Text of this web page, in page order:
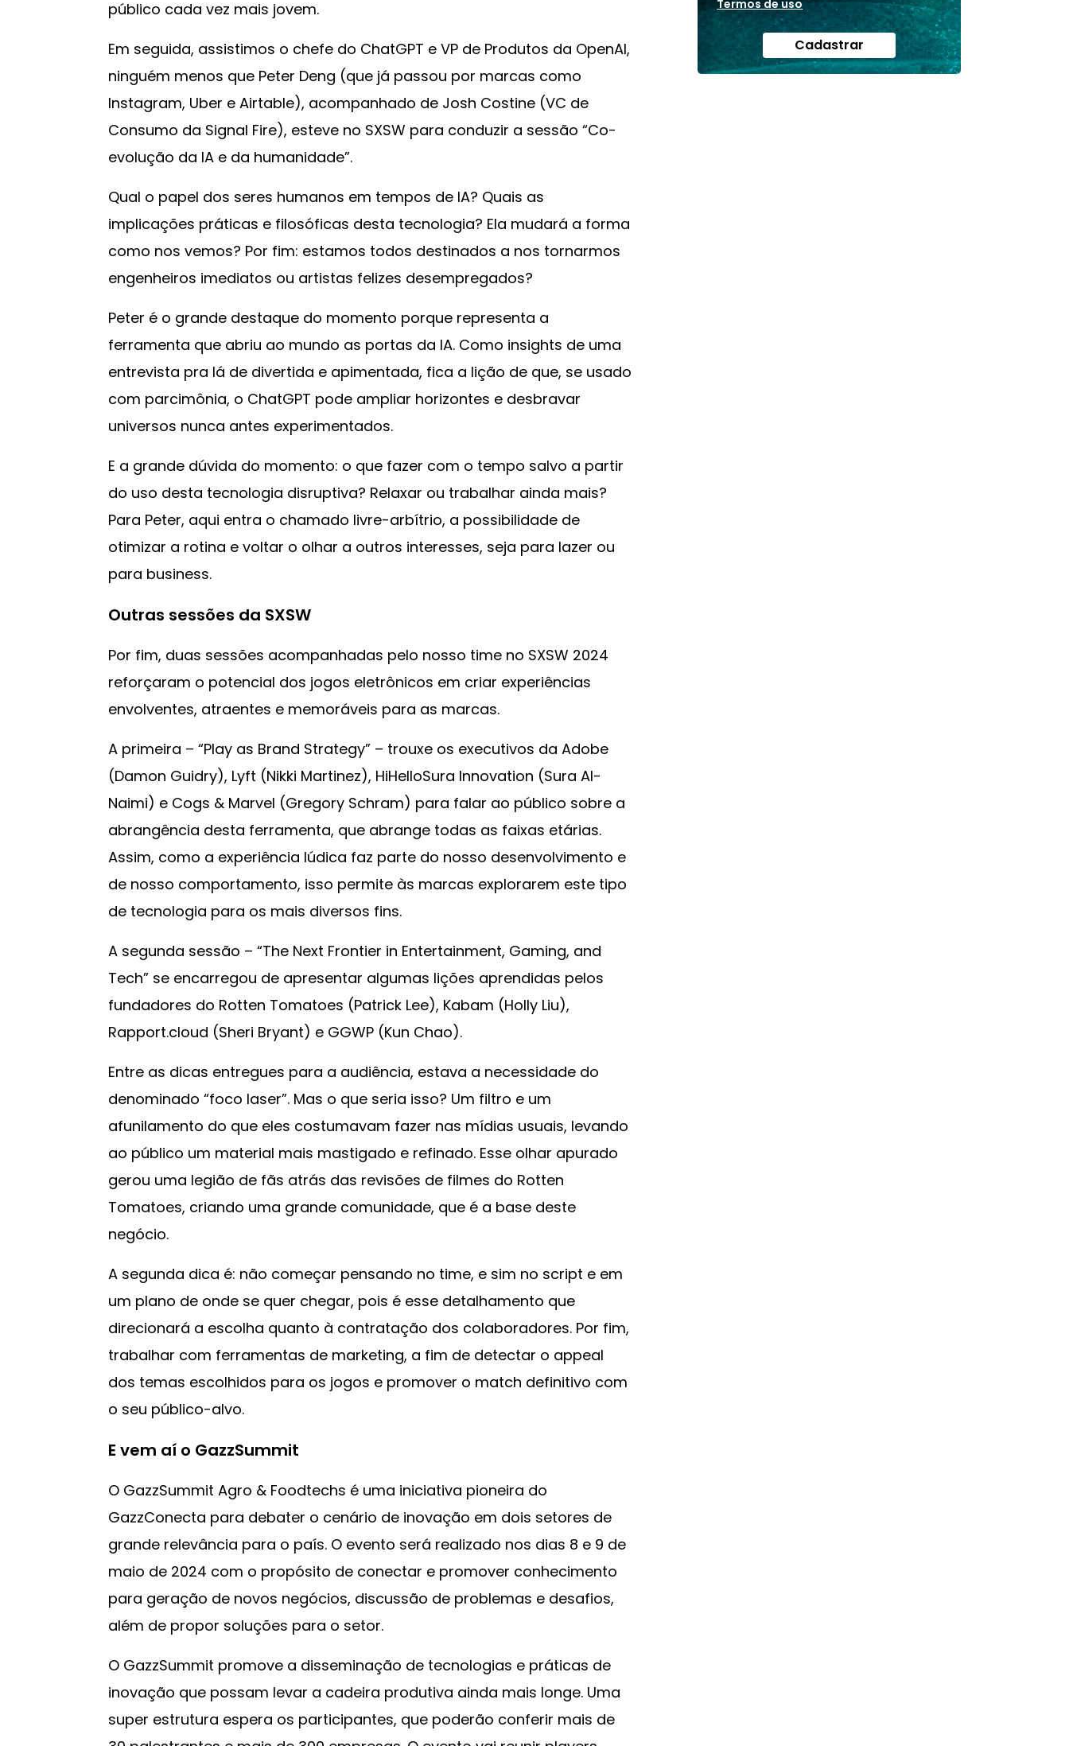
público cada vez mais jovem.
Em seguida, assistimos o chefe do ChatGPT e VP de Produtos da OpenAI,
ninguém menos que Peter Deng (que já passou por marcas como
Instagram, Uber e Airtable), acompanhado de Josh Costine (VC de
Consumo da Signal Fire), esteve no SXSW para conduzir a sessão “Co-
evolução da IA e da humanidade”.
Qual o papel dos seres humanos em tempos de IA? Quais as
implicações práticas e filosóficas desta tecnologia? Ela mudará a forma
como nos vemos? Por fim: estamos todos destinados a nos tornarmos
engenheiros imediatos ou artistas felizes desempregados?
Peter é o grande destaque do momento porque representa a
ferramenta que abriu ao mundo as portas da IA. Como insights de uma
entrevista pra lá de divertida e apimentada, fica a lição de que, se usado
com parcimônia, o ChatGPT pode ampliar horizontes e desbravar
universos nunca antes experimentados.
E a grande dúvida do momento: o que fazer com o tempo salvo a partir
do uso desta tecnologia disruptiva? Relaxar ou trabalhar ainda mais?
Para Peter, aqui entra o chamado livre-arbítrio, a possibilidade de
otimizar a rotina e voltar o olhar a outros interesses, seja para lazer ou
para business.
Outras sessões da SXSW
Por fim, duas sessões acompanhadas pelo nosso time no SXSW 2024
reforçaram o potencial dos jogos eletrônicos em criar experiências
envolventes, atraentes e memoráveis para as marcas.
A primeira – “Play as Brand Strategy” – trouxe os executivos da Adobe
(Damon Guidry), Lyft (Nikki Martinez), HiHelloSura Innovation (Sura Al-
Naimi) e Cogs & Marvel (Gregory Schram) para falar ao público sobre a
abrangência desta ferramenta, que abrange todas as faixas etárias.
Assim, como a experiência lúdica faz parte do nosso desenvolvimento e
de nosso comportamento, isso permite às marcas explorarem este tipo
de tecnologia para os mais diversos fins.
A segunda sessão – “The Next Frontier in Entertainment, Gaming, and
Tech” se encarregou de apresentar algumas lições aprendidas pelos
fundadores do Rotten Tomatoes (Patrick Lee), Kabam (Holly Liu),
Rapport.cloud (Sheri Bryant) e GGWP (Kun Chao).
Entre as dicas entregues para a audiência, estava a necessidade do
denominado “foco laser”. Mas o que seria isso? Um filtro e um
afunilamento do que eles costumavam fazer nas mídias usuais, levando
ao público um material mais mastigado e refinado. Esse olhar apurado
gerou uma legião de fãs atrás das revisões de filmes do Rotten
Tomatoes, criando uma grande comunidade, que é a base deste
negócio.
A segunda dica é: não começar pensando no time, e sim no script e em
um plano de onde se quer chegar, pois é esse detalhamento que
direcionará a escolha quanto à contratação dos colaboradores. Por fim,
trabalhar com ferramentas de marketing, a fim de detectar o appeal
dos temas escolhidos para os jogos e promover o match definitivo com
o seu público-alvo.
E vem aí o GazzSummit
O GazzSummit Agro & Foodtechs é uma iniciativa pioneira do
GazzConecta para debater o cenário de inovação em dois setores de
grande relevância para o país. O evento será realizado nos dias 8 e 9 de
maio de 2024 com o propósito de conectar e promover conhecimento
para geração de novos negócios, discussão de problemas e desafios,
além de propor soluções para o setor.
O GazzSummit promove a disseminação de tecnologias e práticas de
inovação que possam levar a cadeira produtiva ainda mais longe. Uma
super estrutura espera os participantes, que poderão conferir mais de
Termos de uso
Cadastrar